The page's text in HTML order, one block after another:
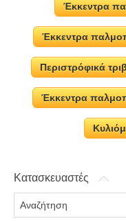
Έκκεντρα
Έκκεντρα
Περιστρόφικά
Έκκεντρα
Κατασκευαστές